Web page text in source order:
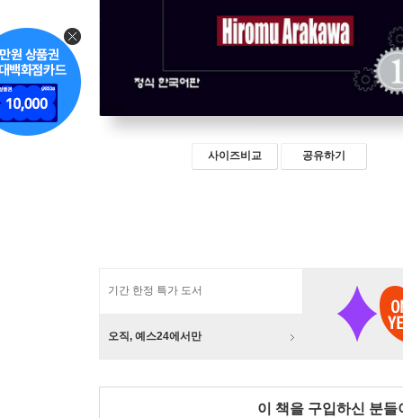
사이즈비교 공유하기
기간 한정 특가 도서
오직, 예스24에서만
이 책을 구입하신 분